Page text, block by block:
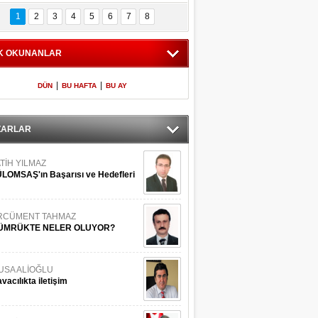
İstanbul
Adaları
600 milletvekilinin
listesi
1 2 3 4 5 6 7 8
OKUNANLAR
DÜN BU HAFTA BU AY
YILMAZ
Başarısı ve Hedefleri
TAHMAZ
NELER OLUYOR?
ALİOĞLU
iletişim